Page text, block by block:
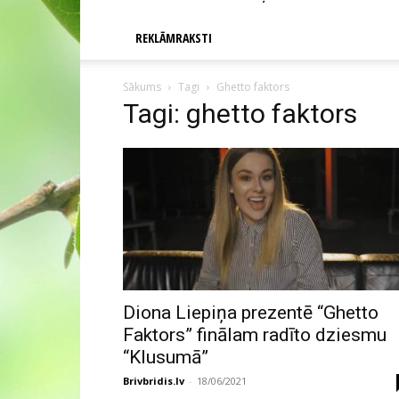
REKLĀMRAKSTI
Sākums Tagi Ghetto faktors
Tagi: ghetto faktors
Diona Liepiņa prezentē “Ghetto
Faktors” finālam radīto dziesmu
“Klusumā”
Brivbridis.lv - 18/06/2021